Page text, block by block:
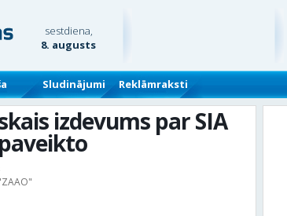
sestdiena,
8. augusts
Sludinājumi Reklāmraksti
izdevums par SIA